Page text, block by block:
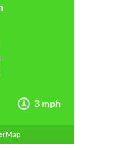
3 mph